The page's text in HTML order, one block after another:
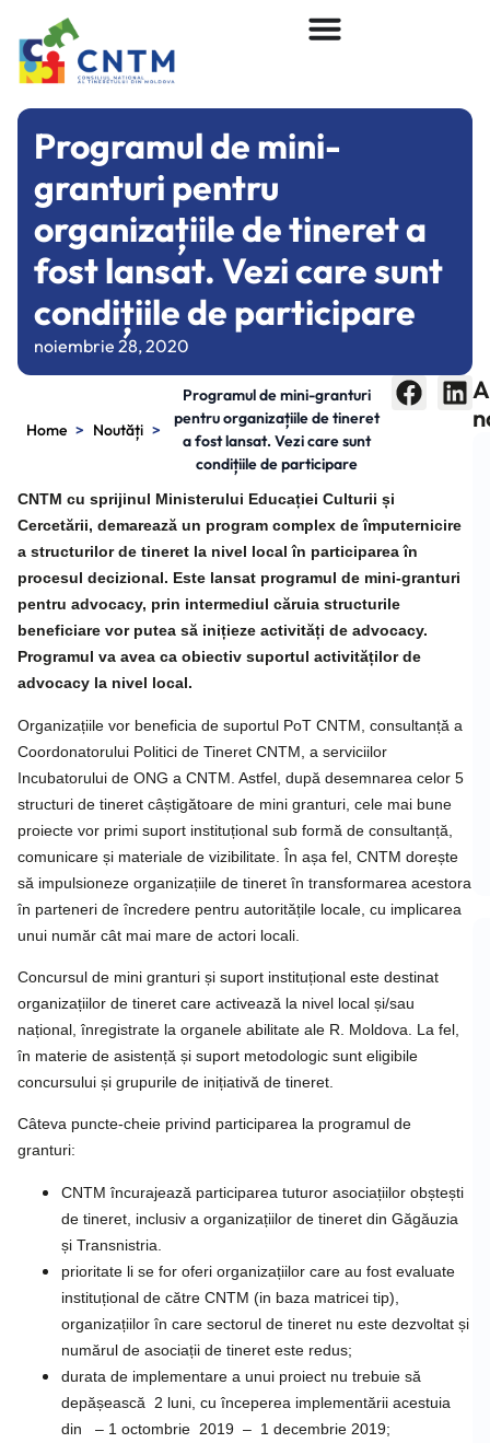
Programul de mini-
granturi pentru
organizațiile de tineret a
fost lansat. Vezi care sunt
condițiile de participare
noiembrie 28, 2020
Home > Noutăți >
Programul de mini-granturi
pentru organizațiile de tineret
a fost lansat. Vezi care sunt
condițiile de participare
CNTM cu sprijinul Ministerului Educației Culturii și
Cercetării, demarează un program complex de împuternicire
a structurilor de tineret la nivel local în participarea în
procesul decizional. Este lansat programul de mini-granturi
pentru advocacy, prin intermediul căruia structurile
beneficiare vor putea să inițieze activități de advocacy.
Programul va avea ca obiectiv suportul activităților de
advocacy la nivel local.
Organizațiile vor beneficia de suportul PoT CNTM, consultanță a
Coordonatorului Politici de Tineret CNTM, a serviciilor
Incubatorului de ONG a CNTM. Astfel, după desemnarea celor 5
structuri de tineret câștigătoare de mini granturi, cele mai bune
proiecte vor primi suport instituțional sub formă de consultanță,
comunicare și materiale de vizibilitate. În așa fel, CNTM dorește
să impulsioneze organizațiile de tineret în transformarea acestora
în parteneri de încredere pentru autoritățile locale, cu implicarea
unui număr cât mai mare de actori locali.
Concursul de mini granturi și suport instituțional este destinat
organizațiilor de tineret care activează la nivel local și/sau
național, înregistrate la organele abilitate ale R. Moldova. La fel,
în materie de asistență și suport metodologic sunt eligibile
concursului și grupurile de inițiativă de tineret.
Câteva puncte-cheie privind participarea la programul de
granturi:
CNTM încurajează participarea tuturor asociațiilor obștești
de tineret, inclusiv a organizațiilor de tineret din Găgăuzia
și Transnistria.
prioritate li se for oferi organizațiilor care au fost evaluate
instituțional de către CNTM (in baza matricei tip),
organizațiilor în care sectorul de tineret nu este dezvoltat și
numărul de asociații de tineret este redus;
durata de implementare a unui proiect nu trebuie să
depășească 2 luni, cu începerea implementării acestuia
din – 1 octombrie 2019 – 1 decembrie 2019;